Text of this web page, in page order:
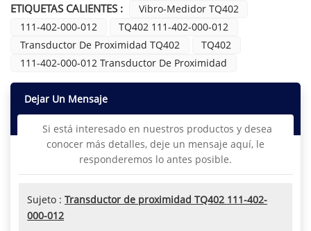
ETIQUETAS CALIENTES :
Vibro-Medidor TQ402
111-402-000-012
TQ402 111-402-000-012
Transductor De Proximidad TQ402
TQ402
111-402-000-012 Transductor De Proximidad
Dejar Un Mensaje
Si está interesado en nuestros productos y desea
conocer más detalles, deje un mensaje aquí, le
responderemos lo antes posible.
Sujeto : Transductor de proximidad TQ402 111-402-
000-012